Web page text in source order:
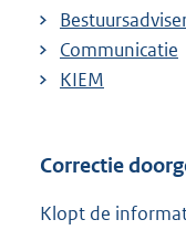
Communicatie
KIEM
Correctie
Klopt de